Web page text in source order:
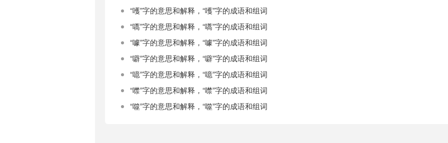
“嚄”字的意思和解释，“嚄”字的成语和组词
“嚆”字的意思和解释，“嚆”字的成语和组词
“噱”字的意思和解释，“噱”字的成语和组词
“噼”字的意思和解释，“噼”字的成语和组词
“噫”字的意思和解释，“噫”字的成语和组词
“噤”字的意思和解释，“噤”字的成语和组词
“噬”字的意思和解释，“噬”字的成语和组词